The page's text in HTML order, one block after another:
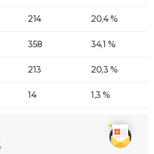
214 20,4 %
358 34,1 %
213 20,3 %
14 1,3 %